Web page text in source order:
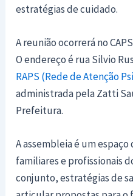
estratégias de cuidado.
A reunião ocorrerá no
O endereço é rua Silvio
RAPS (Rede de Atenção
administrada pela Zatti
Prefeitura.
A assembleia é um
familiares e profissionais
conjunto, estratégias de